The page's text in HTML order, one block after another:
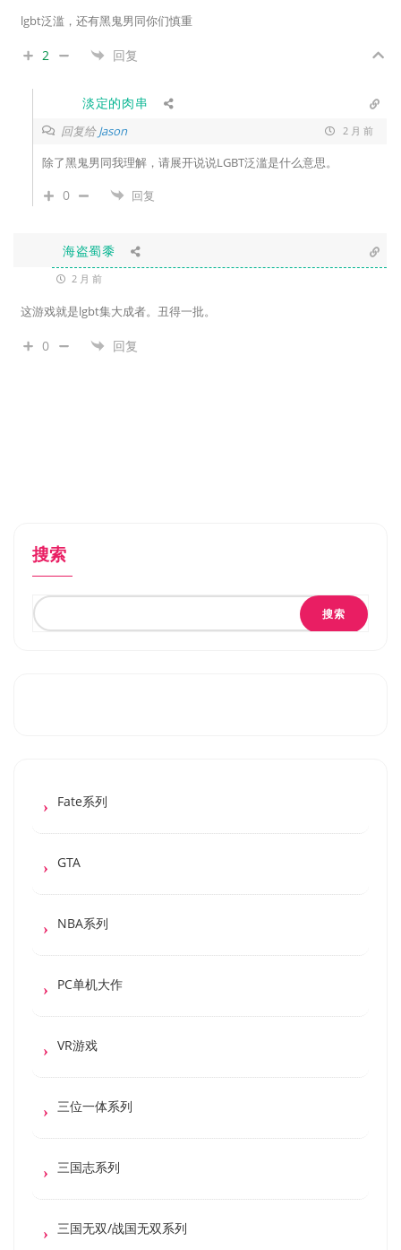
lgbt泛滥，还有黑鬼男同你们慎重
2 回复
淡定的肉串
回复给Jason 2 月 前
除了黑鬼男同我理解，请展开说说LGBT泛滥是什么意思。
0 回复
海盗蜀黍
2 月 前
这游戏就是lgbt集大成者。丑得一批。
0 回复
搜索
搜索
Fate系列
GTA
NBA系列
PC单机大作
VR游戏
三位一体系列
三国志系列
三国无双/战国无双系列